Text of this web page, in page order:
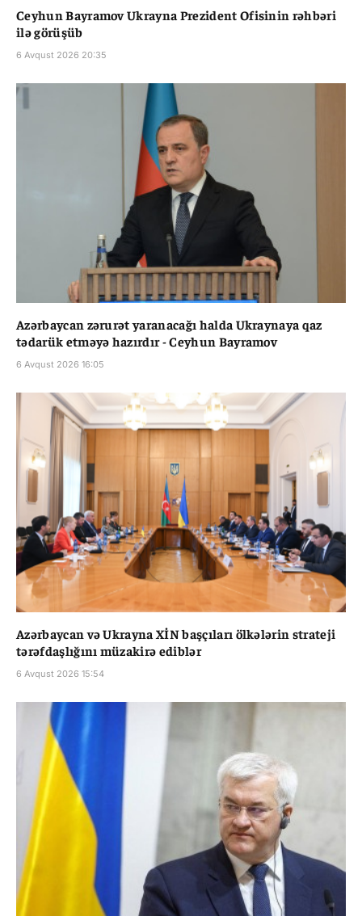
Ceyhun Bayramov Ukrayna Prezident Ofisinin rəhbəri
ilə görüşüb
6 Avqust 2026 20:35
Azərbaycan zərurət yaranacağı halda Ukraynaya qaz
tədarük etməyə hazırdır - Ceyhun Bayramov
6 Avqust 2026 16:05
Azərbaycan və Ukrayna XİN başçıları ölkələrin strateji
tərəfdaşlığını müzakirə ediblər
6 Avqust 2026 15:54